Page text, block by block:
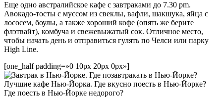
Еще одно австралийское кафе с завтраками до 7.30 pm.
Авокадо-тосты с муссом из свеклы, вафли, шакшука, яйца с
лососем, боулы, а также хороший кофе (опять же берите
флэтвайт), комбуча и свежевыжатый сок. Отличное место,
чтобы начать день и отправиться гулять по Челси или парку
High Line.
[one_half padding=»0 10px 20px 0px»]